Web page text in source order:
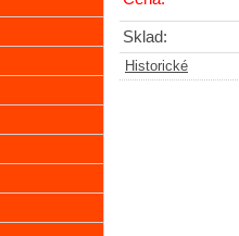
Sklad:
Historické